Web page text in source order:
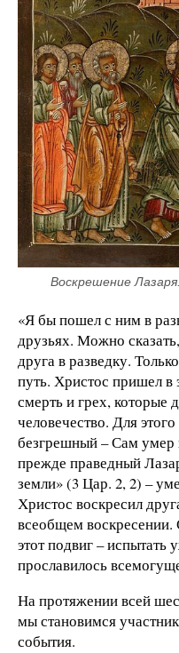
Воскрешение
«Я бы пошел с ним в
друзьях. Можно
друга в разведку.
путь. Христос пришел в
смерть и грех, которые
человечество. Для
безгрешный – Сам умер
прежде праведный
земли» (3 Цар. 2, 2) –
Христос воскресил
всеобщем
этот подвиг – испытать
прославилось
На протяжении всей
мы становимся
события.